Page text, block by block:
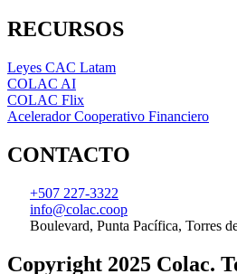
RECURSOS
Leyes CAC Latam
COLAC AI
COLAC Flix
Acelerador Cooperativo Financiero
CONTACTO
+507 227-3322
info@colac.coop
Boulevard, Punta Pacífica, Torres
Copyright 2025 Colac.